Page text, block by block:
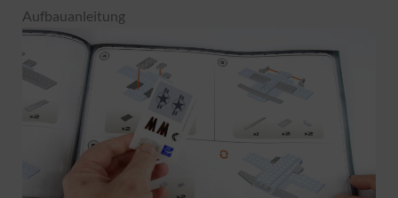
Aufbauanleitung